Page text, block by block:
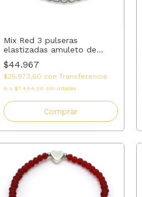
Mix Red 3 pulseras
elastizadas amuleto de
acero y cristal rojo Unisex |
AMALO
$44.967
$35.973,60 con Transferencia
6 x $7.494,50 sin interés
Comprar